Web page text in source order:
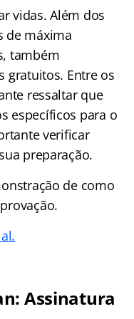
vidas. Além dos
de máxima
também
gratuitos. Entre os
ressaltar que
específicos para o
verificar
preparação.
de como
Assinatura